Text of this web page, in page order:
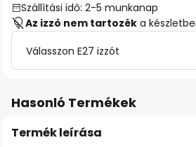
Szállítási idő: 2-5 munkanap
Az izzó nem tartozék a
Válasszon E27 izzót
Hasonló Termékek
Termék leírása